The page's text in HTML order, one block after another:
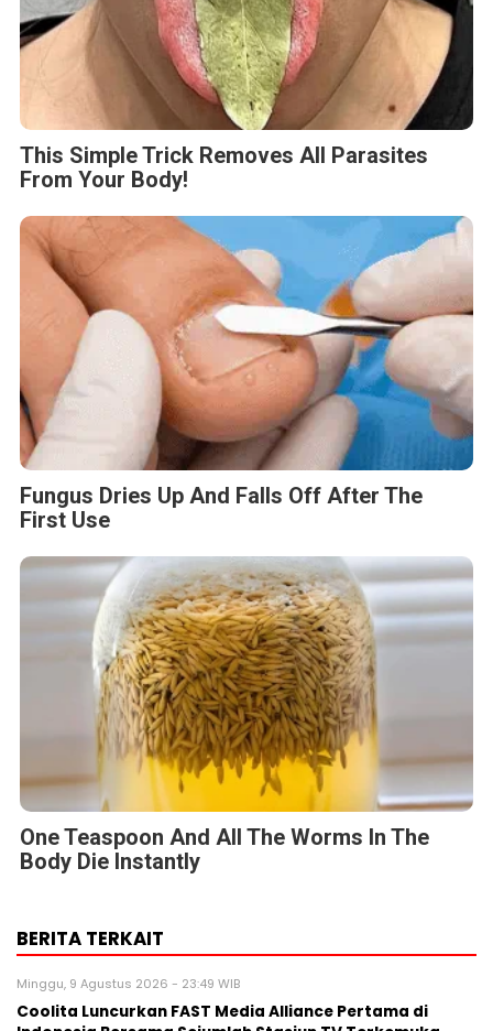
This Simple Trick Removes All Parasites
From Your Body!
Fungus Dries Up And Falls Off After The
First Use
One Teaspoon And All The Worms In The
Body Die Instantly
BERITA TERKAIT
Coolita Luncurkan FAST Media Alliance Pertama di
Indonesia Bersama Sejumlah Stasiun TV Terkemuka
16th Worldwide Chinese Life Insurance Congress &